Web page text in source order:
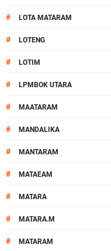
# LOTA MATARAM
# LOTENG
# LOTIM
# LPMBOK UTARA
# MAATARAM
# MANDALIKA
# MANTARAM
# MATAEAM
# MATARA
# MATARA.M
# MATARAM